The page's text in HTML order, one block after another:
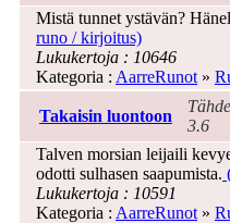
Mistä tunnet ystävän?
runo / kirjoitus)
Lukukertoja : 10646
Kategoria : AarreRunot »
Takaisin luontoon
3.6
Talven morsian leijaili
odotti sulhasen saapumista.
Lukukertoja : 10591
Kategoria : AarreRunot »